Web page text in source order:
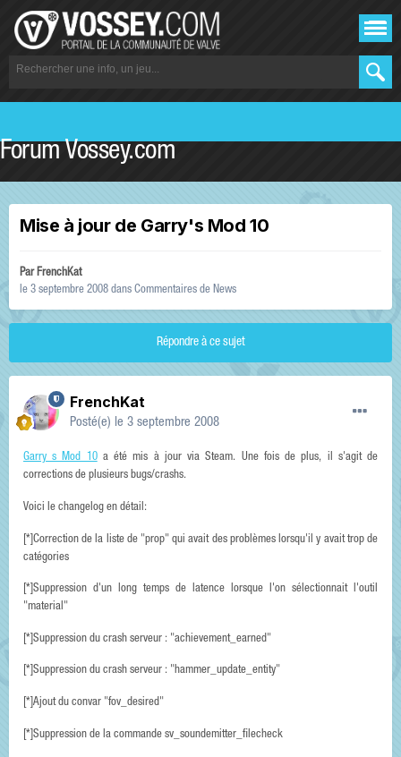
Forum Vossey.com
Mise à jour de Garry's Mod 10
ParFrenchKat
le 3 septembre 2008 dans Commentaires de News
Répondre à ce sujet
FrenchKat
Posté(e) le 3 septembre 2008
Garry s Mod 10a été mis à jour via Steam. Une fois de plus, il s'agit de
corrections de plusieurs bugs/crashs.
Voici le changelog en détail:
[*]Correction de la liste de "prop" qui avait des problèmes lorsqu'il y avait trop de
catégories
[*]Suppression d'un long temps de latence lorsque l'on sélectionnait l'outil
"material"
[*]Suppression du crash serveur : "achievement_earned"
[*]Suppression du crash serveur : "hammer_update_entity"
[*]Ajout du convar "fov_desired"
[*]Suppression de la commande sv_soundemitter_filecheck